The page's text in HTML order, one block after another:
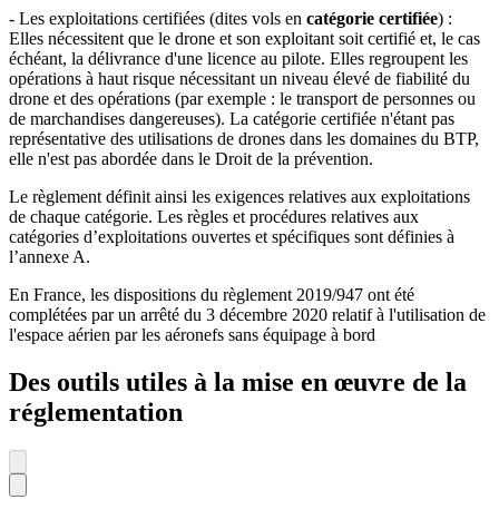
- Les exploitations certifiées (dites vols en catégorie certifiée) :
Elles nécessitent que le drone et son exploitant soit certifié et, le cas
échéant, la délivrance d'une licence au pilote. Elles regroupent les
opérations à haut risque nécessitant un niveau élevé de fiabilité du
drone et des opérations (par exemple : le transport de personnes ou
de marchandises dangereuses). La catégorie certifiée n'étant pas
représentative des utilisations de drones dans les domaines du BTP,
elle n'est pas abordée dans le Droit de la prévention.
Le règlement définit ainsi les exigences relatives aux exploitations
de chaque catégorie. Les règles et procédures relatives aux
catégories d’exploitations ouvertes et spécifiques sont définies à
l’annexe A.
En France, les dispositions du règlement 2019/947 ont été
complétées par un arrêté du 3 décembre 2020 relatif à l'utilisation de
l'espace aérien par les aéronefs sans équipage à bord
Des outils utiles à la mise en œuvre de la
réglementation